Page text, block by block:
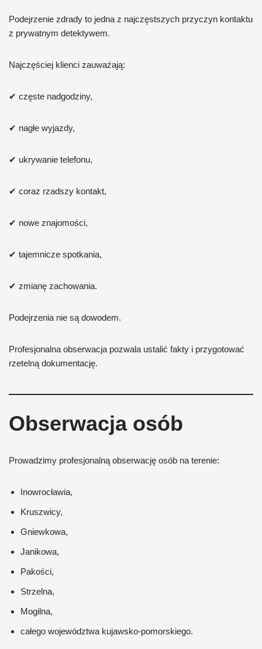
Podejrzenie zdrady to jedna z najczęstszych przyczyn kontaktu
z prywatnym detektywem.
Najczęściej klienci zauważają:
✔ częste nadgodziny,
✔ nagłe wyjazdy,
✔ ukrywanie telefonu,
✔ coraz rzadszy kontakt,
✔ nowe znajomości,
✔ tajemnicze spotkania,
✔ zmianę zachowania.
Podejrzenia nie są dowodem.
Profesjonalna obserwacja pozwala ustalić fakty i przygotować
rzetelną dokumentację.
Obserwacja osób
Prowadzimy profesjonalną obserwację osób na terenie:
Inowrocławia,
Kruszwicy,
Gniewkowa,
Janikowa,
Pakości,
Strzelna,
Mogilna,
całego województwa kujawsko-pomorskiego.